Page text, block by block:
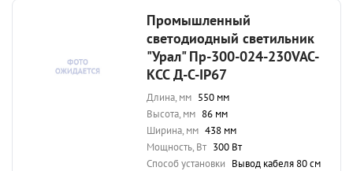
Промышленный
светодиодный светильник
"Урал" Пр-300-024-230VAC-
КСС Д-С-IP67
Длина, мм 550 мм
Высота, мм 86 мм
Ширина, мм 438 мм
Мощность, Вт 300 Вт
Способ установки Вывод кабеля 80 см